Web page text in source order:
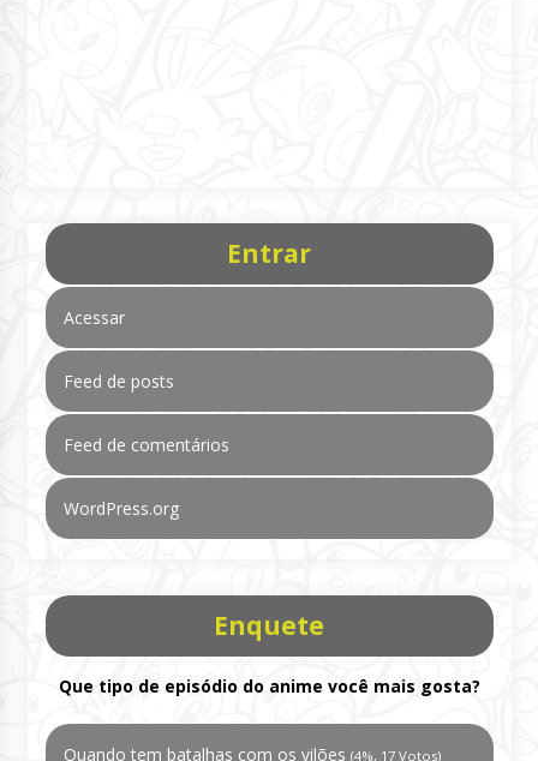
Entrar
Acessar
Feed de posts
Feed de comentários
WordPress.org
Enquete
Que tipo de episódio do anime você mais gosta?
Quando tem batalhas com os vilões (4%, 17 Votos)